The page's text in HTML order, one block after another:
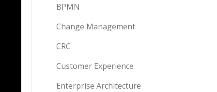
BPMN
Change Management
CRC
Customer Experience
Enterprise Architecture